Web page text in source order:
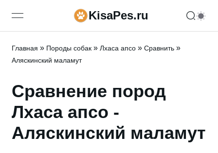
open navigation menuKisaPes.ru
Главная » Породы собак » Лхаса апсо » Сравнить »
Аляскинский маламут
Сравнение пород
Лхаса апсо -
Аляскинский маламут